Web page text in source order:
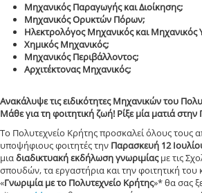
Μηχανικός Παραγωγής και Διοίκησης;
Mηχανικός Ορυκτών Πόρων;
Ηλεκτρολόγος Μηχανικός και Μηχανικός
Xημικός Μηχανικός;
Mηχανικός Περιβάλλοντος;
Αρχιτέκτονας Μηχανικός;
Aνακάλυψε τις ειδικότητες Μηχανικών του
Μάθε για τη φοιτητική ζωή! Ρίξε μία ματιά
Το Πολυτεχνείο Κρήτης προσκαλεί όλους τους
υποψήφιους φοιτητές την Παρασκευή 12
μιαδιαδικτυακή εκδήλωση γνωριμίαςμε τις
σπουδών, τα εργαστήρια και την φοιτητική
«Γνωριμία με το Πολυτεχνείο Κρήτης»* θα σας